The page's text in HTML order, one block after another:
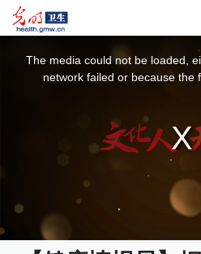
The media could not be loaded,
network failed or because the